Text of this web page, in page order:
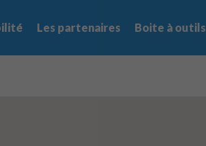
Les partenaires Boite à outils